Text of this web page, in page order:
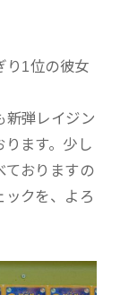
り1位の彼女
新弾レイジン
ます。少し
ておりますの
ックを、よろ